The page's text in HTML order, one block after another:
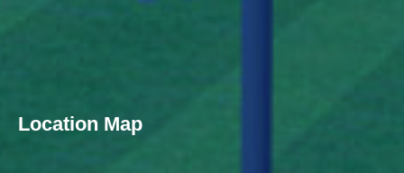
Location Map